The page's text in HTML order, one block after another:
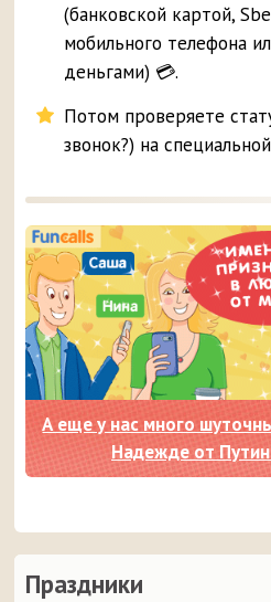
Праздники
(банковской картой,
мобильного телефона
деньгами) 💳.
Потом проверяете
звонок?) на специальной
А еще у нас много
Надежде от